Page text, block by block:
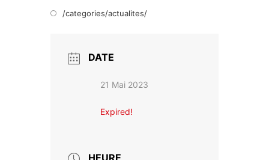
/categories/actualites/
DATE
21 Mai 2023
Expired!
HEURE